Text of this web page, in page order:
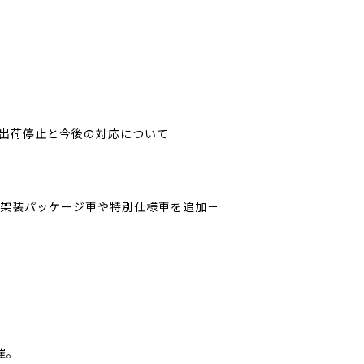
荷停止と今後の対応について
装パッケージ車や特別仕様車を追加－